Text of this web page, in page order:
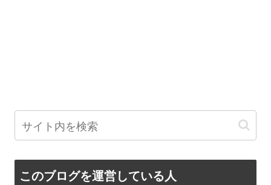
このブログを運営している人